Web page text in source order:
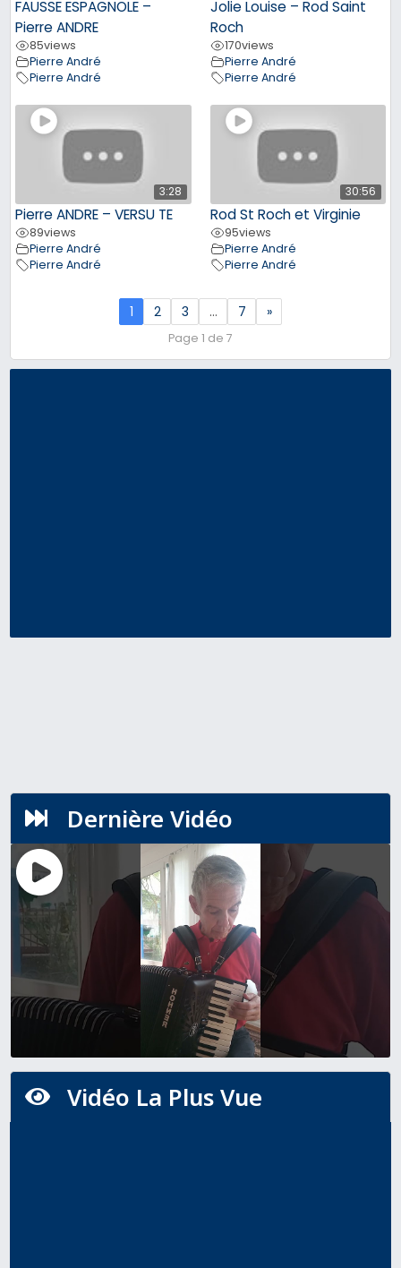
FAUSSE ESPAGNOLE –
Pierre ANDRE
85views
Pierre André
Pierre André
Jolie Louise – Rod Saint
Roch
170views
Pierre André
Pierre André
3:28
Pierre ANDRE – VERSU TE
89views
Pierre André
Pierre André
30:56
Rod St Roch et Virginie
95views
Pierre André
Pierre André
1 2 3 … 7 »
Page 1 de 7
 Dernière Vidéo
 Vidéo La Plus Vue